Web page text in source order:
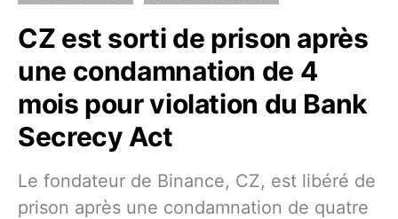
CZ est sorti de prison après
une condamnation de 4
mois pour violation du Bank
Secrecy Act
Le fondateur de Binance, CZ, est libéré de
prison après une condamnation de quatre